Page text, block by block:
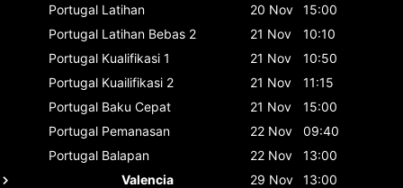
Portugal Latihan 20 Nov
15:00
Portugal Latihan Bebas 2 21 Nov
10:10
Portugal Kualifikasi 1 21 Nov
10:50
Portugal Kuailifikasi 2 21 Nov
11:15
Portugal Baku Cepat 21 Nov
15:00
Portugal Pemanasan 22 Nov
09:40
Portugal Balapan 22 Nov
13:00
Valencia
29 Nov
13:00